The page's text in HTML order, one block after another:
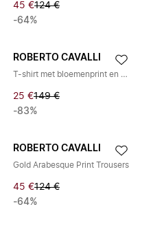
45 €124 €
-64%
ROBERTO CAVALLI
T-shirt met bloemenprint en monogram RC
25 €149 €
-83%
ROBERTO CAVALLI
Gold Arabesque Print Trousers
45 €124 €
-64%